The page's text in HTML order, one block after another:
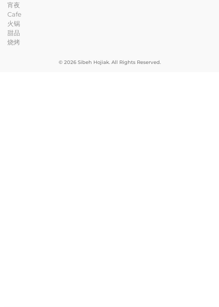
宵夜
Cafe
火锅
甜品
烧烤
© 2026 Sibeh Hojiak. All Rights Reserved.